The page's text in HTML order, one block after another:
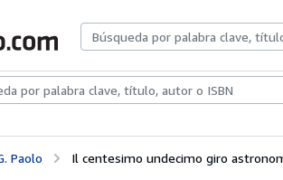
Libros antiguosArte y coleccionismo
Paolo Il centesimo undecimo giro